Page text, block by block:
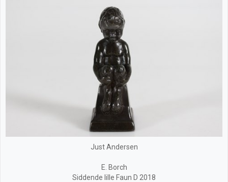
Just Andersen
E. Borch
Siddende lille Faun D 2018